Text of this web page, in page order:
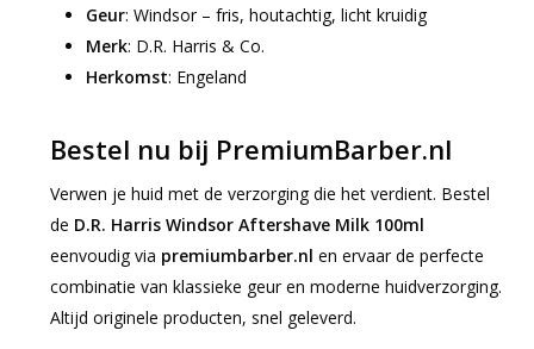
Geur: Windsor – fris, houtachtig, licht kruidig
Merk: D.R. Harris & Co.
Herkomst: Engeland
Bestel nu bij PremiumBarber.nl
Verwen je huid met de verzorging die het verdient. Bestel
de D.R. Harris Windsor Aftershave Milk 100ml
eenvoudig via premiumbarber.nl en ervaar de perfecte
combinatie van klassieke geur en moderne huidverzorging.
Altijd originele producten, snel geleverd.